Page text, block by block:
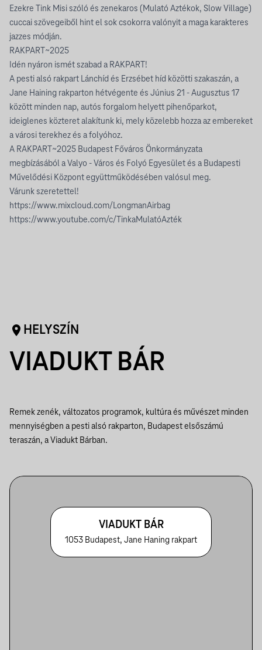
Ezekre Tink Misi szóló és zenekaros (Mulató Aztékok, Slow Village)
cuccai szövegeiből hint el sok csokorra valónyit a maga karakteres
jazzes módján.
RAKPART~2025
Idén nyáron ismét szabad a RAKPART!
A pesti alsó rakpart Lánchíd és Erzsébet híd közötti szakaszán, a
Jane Haining rakparton hétvégente és Június 21 - Augusztus 17
között minden nap, autós forgalom helyett pihenőparkot,
ideiglenes közteret alakítunk ki, mely közelebb hozza az embereket
a városi terekhez és a folyóhoz.
A RAKPART~2025 Budapest Főváros Önkormányzata
megbízásából a Valyo - Város és Folyó Egyesület és a Budapesti
Művelődési Központ együttműködésében valósul meg.
Várunk szeretettel!
https://www.mixcloud.com/LongmanAirbag
https://www.youtube.com/c/TinkaMulatóAzték
HELYSZÍN
VIADUKT BÁR
Remek zenék, változatos programok, kultúra és művészet minden
mennyiségben a pesti alsó rakparton, Budapest elsőszámú
teraszán, a Viadukt Bárban.
VIADUKT BÁR
1053 Budapest, Jane Haning rakpart